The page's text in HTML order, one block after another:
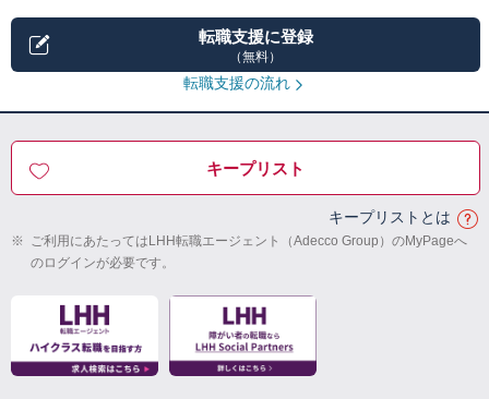
転職支援に登録
（無料）
転職支援の流れ
キープリスト
キープリストとは
※ ご利用にあたってはLHH転職エージェント（Adecco Group）のMyPageへ
のログインが必要です。